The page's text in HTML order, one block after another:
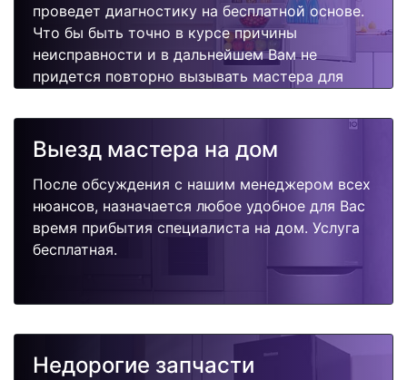
проведет диагностику на бесплатной основе.
Что бы быть точно в курсе причины
неисправности и в дальнейшем Вам не
придется повторно вызывать мастера для
Выезд мастера на дом
После обсуждения с нашим менеджером всех
нюансов, назначается любое удобное для Вас
время прибытия специалиста на дом. Услуга
бесплатная.
Недорогие запчасти